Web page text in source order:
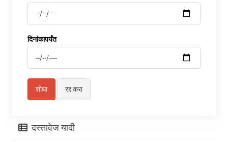
दिनांकापर्यंत
दस्तावेज यादी